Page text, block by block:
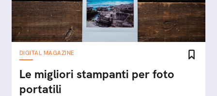
DIGITAL MAGAZINE
Le migliori stampanti per foto
portatili